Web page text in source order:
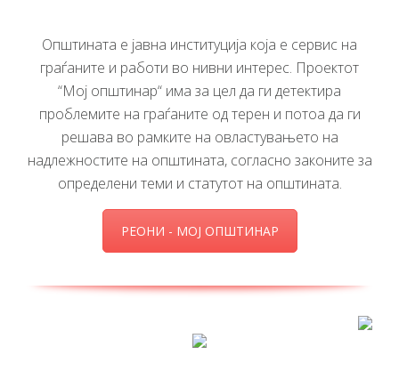
Општината е јавна институција која е сервис на
граѓаните и работи во нивни интерес. Проектот
“Мој општинар“ има за цел да ги детектира
проблемите на граѓаните од терен и потоа да ги
решава во рамките на овластувањето на
надлежностите на општината, согласно законите за
определени теми и статутот на општината.
РЕОНИ - МОЈ ОПШТИНАР